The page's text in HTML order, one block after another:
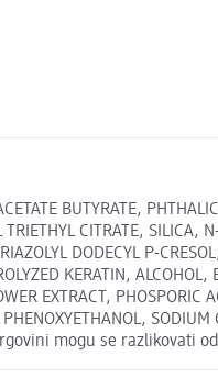
BUTYRATE,
CITRATE, SILICA,
DODECYL P-
KERATIN,
EXTRACT,
trgovini mogu se razlikovati